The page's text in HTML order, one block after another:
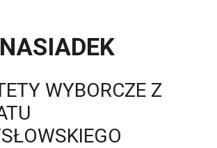
WYBORCZE Z